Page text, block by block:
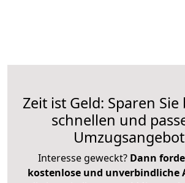
Zeit ist Geld: Sparen
schnellen und
Interesse geweckt? Dann
kostenlose und unverbindliche